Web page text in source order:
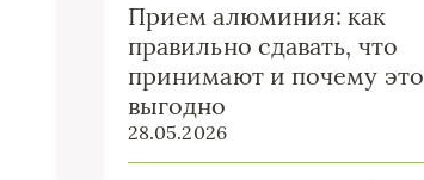
Прием алюминия: как
правильно сдавать, что
принимают и почему это
выгодно
28.05.2026